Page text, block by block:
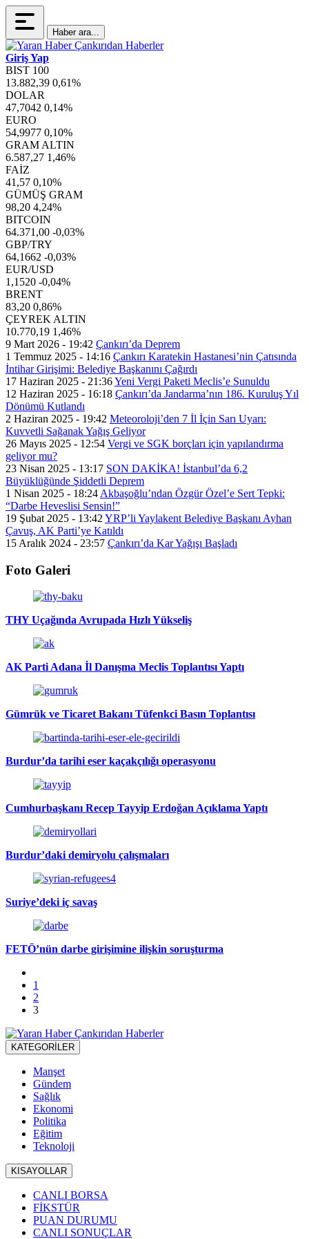
Haber ara...
Giriş Yap
BIST 100
13.882,39 0,61%
DOLAR
47,7042 0,14%
EURO
54,9977 0,10%
GRAM ALTIN
6.587,27 1,46%
FAİZ
41,57 0,10%
GÜMÜŞ GRAM
98,20 4,24%
BITCOIN
64.371,00 -0,03%
GBP/TRY
64,1662 -0,03%
EUR/USD
1,1520 -0,04%
BRENT
83,20 0,86%
ÇEYREK ALTIN
10.770,19 1,46%
9 Mart 2026 - 19:42 Çankırı’da Deprem
1 Temmuz 2025 - 14:16 Çankırı Karatekin Hastanesi’nin Çatısında
İntihar Girişimi: Belediye Başkanını Çağırdı
17 Haziran 2025 - 21:36Yeni Vergi Paketi Meclis’e Sunuldu
12 Haziran 2025 - 16:18 Çankırı’da Jandarma’nın 186. Kuruluş Yıl
Dönümü Kutlandı
2 Haziran 2025 - 19:42 Meteoroloji’den 7 İl İçin Sarı Uyarı:
Kuvvetli Sağanak Yağış Geliyor
26 Mayıs 2025 - 12:54 Vergi ve SGK borçları için yapılandırma
geliyor mu?
23 Nisan 2025 - 13:17 SON DAKİKA! İstanbul’da 6,2
Büyüklüğünde Şiddetli Deprem
1 Nisan 2025 - 18:24 Akbaşoğlu’ndan Özgür Özel’e Sert Tepki:
“Darbe Heveslisi Sensin!”
19 Şubat 2025 - 13:42 YRP’li Yaylakent Belediye Başkanı Ayhan
Çavuş, AK Parti’ye Katıldı
15 Aralık 2024 - 23:57 Çankırı’da Kar Yağışı Başladı
Foto Galeri
THY Uçağında Avrupada Hızlı Yükseliş
AK Parti Adana İl Danışma Meclis Toplantısı Yaptı
Gümrük ve Ticaret Bakanı Tüfenkci Basın Toplantısı
Burdur’da tarihi eser kaçakçılığı operasyonu
Cumhurbaşkanı Recep Tayyip Erdoğan Açıklama Yaptı
Burdur’daki demiryolu çalışmaları
Suriye’deki iç savaş
FETÖ’nün darbe girişimine ilişkin soruşturma
1
2
3
KATEGORİLER
Manşet
Gündem
Sağlık
Ekonomi
Politika
Eğitim
Teknoloji
KISAYOLLAR
CANLI BORSA
FİKSTÜR
PUAN DURUMU
CANLI SONUÇLAR